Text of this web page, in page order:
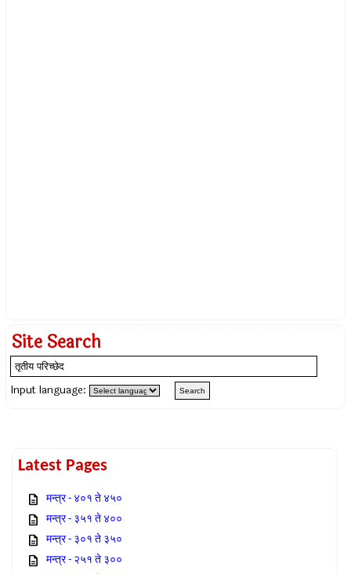
Site Search
Input language:
Latest Pages
मन्त्र - ४०१ ते ४५०
मन्त्र - ३५१ ते ४००
मन्त्र - ३०१ ते ३५०
मन्त्र - २५१ ते ३००